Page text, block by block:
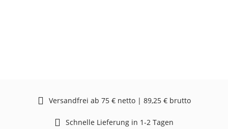
Versandfrei ab 75 € netto | 89,25 € brutto
Schnelle Lieferung in 1-2 Tagen